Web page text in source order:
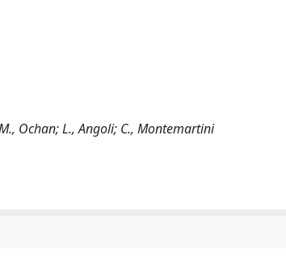
Ochan; L., Angoli; C., Montemartini